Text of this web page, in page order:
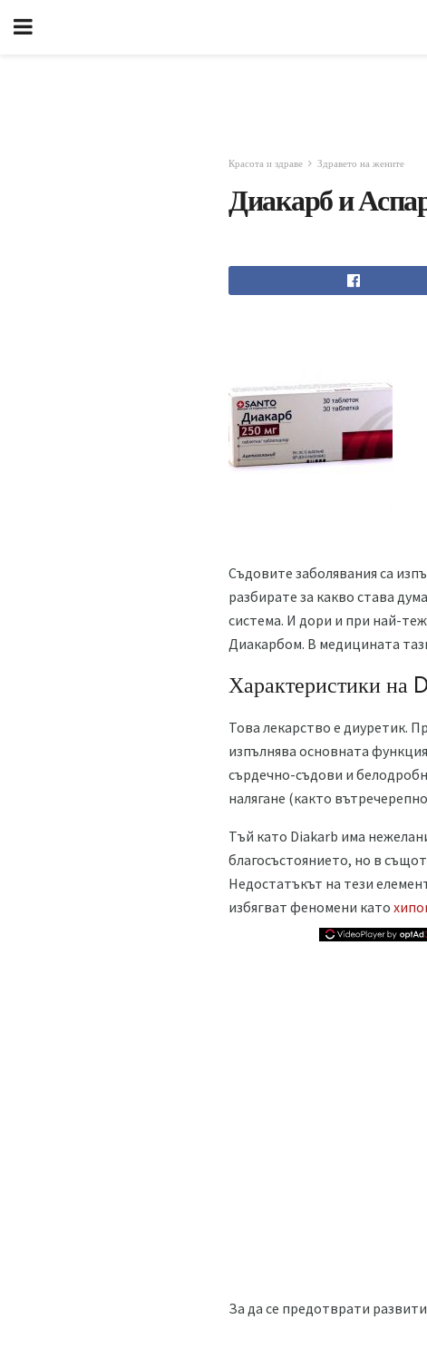
Красота и здраве Здравето на жените
Диакарб и
Съдовите заболявания са
разбирате за какво става
система. И дори и при най-
Диакарбом. В медицината
Характеристики
Това лекарство е диуретик.
изпълнява основната
сърдечно-съдови и
налягане (както
Тъй като Diakarb има
благосъстоянието, но в
Недостатъкът на тези
избягват феномени като
За да се предотврати